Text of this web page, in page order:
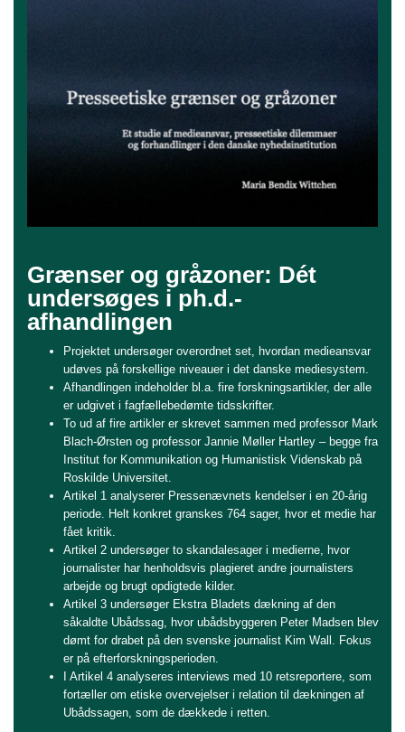
Grænser og gråzoner: Dét
undersøges i ph.d.-
afhandlingen
Projektet undersøger overordnet set, hvordan medieansvar
udøves på forskellige niveauer i det danske mediesystem.
Afhandlingen indeholder bl.a. fire forskningsartikler, der alle
er udgivet i fagfællebedømte tidsskrifter.
To ud af fire artikler er skrevet sammen med professor Mark
Blach-Ørsten og professor Jannie Møller Hartley – begge fra
Institut for Kommunikation og Humanistisk Videnskab på
Roskilde Universitet.
Artikel 1 analyserer Pressenævnets kendelser i en 20-årig
periode. Helt konkret granskes 764 sager, hvor et medie har
fået kritik.
Artikel 2 undersøger to skandalesager i medierne, hvor
journalister har henholdsvis plagieret andre journalisters
arbejde og brugt opdigtede kilder.
Artikel 3 undersøger Ekstra Bladets dækning af den
såkaldte Ubådssag, hvor ubådsbyggeren Peter Madsen blev
dømt for drabet på den svenske journalist Kim Wall. Fokus
er på efterforskningsperioden.
I Artikel 4 analyseres interviews med 10 retsreportere, som
fortæller om etiske overvejelser i relation til dækningen af
Ubådssagen, som de dækkede i retten.